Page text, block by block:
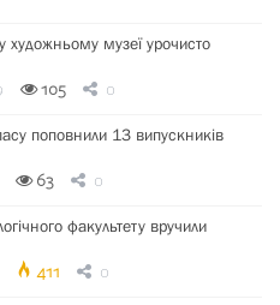
художньому музеї урочисто
105 0
поповнили 13 випускників
63 0
факультету вручили
411 0